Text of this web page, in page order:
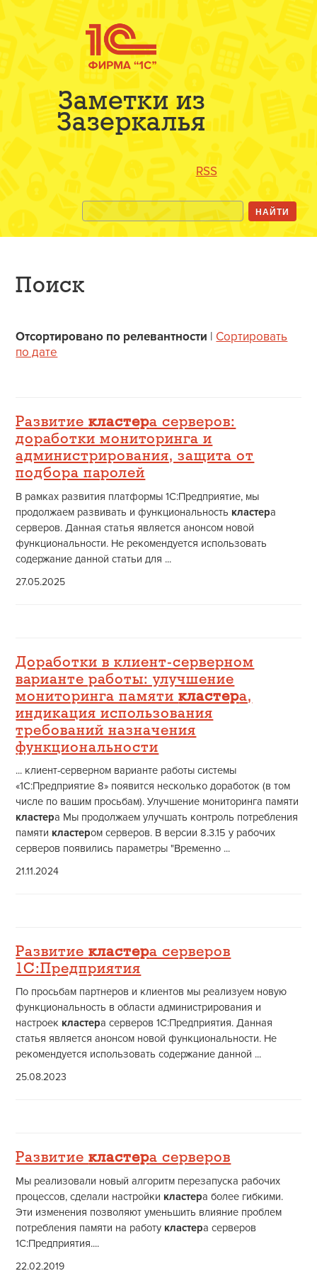
Заметки из
Зазеркалья
RSS
Поиск
Отсортировано по релевантности | Сортировать
по дате
Развитиекластера серверов:
доработки мониторинга и
администрирования, защита от
подбора паролей
В рамках развития платформы 1С:Предприятие, мы
продолжаем развивать и функциональность кластера
серверов. Данная статья является анонсом новой
функциональности. Не рекомендуется использовать
содержание данной статьи для ...
27.05.2025
Доработки в клиент-серверном
варианте работы: улучшение
мониторинга памятикластера,
индикация использования
требований назначения
функциональности
... клиент-серверном варианте работы системы
«1С:Предприятие 8» появится несколько доработок (в том
числе по вашим просьбам). Улучшение мониторинга памяти
кластера Мы продолжаем улучшать контроль потребления
памяти кластером серверов. В версии 8.3.15 у рабочих
серверов появились параметры "Временно ...
21.11.2024
Развитиекластера серверов
1С:Предприятия
По просьбам партнеров и клиентов мы реализуем новую
функциональность в области администрирования и
настроек кластера серверов 1С:Предприятия. Данная
статья является анонсом новой функциональности. Не
рекомендуется использовать содержание данной ...
25.08.2023
Развитиекластера серверов
Мы реализовали новый алгоритм перезапуска рабочих
процессов, сделали настройки кластера более гибкими.
Эти изменения позволяют уменьшить влияние проблем
потребления памяти на работу кластера серверов
1С:Предприятия....
22.02.2019